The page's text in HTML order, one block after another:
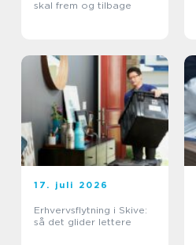
skal frem og tilbage
17. juli 2026
Erhvervsflytning i Skive:
så det glider lettere